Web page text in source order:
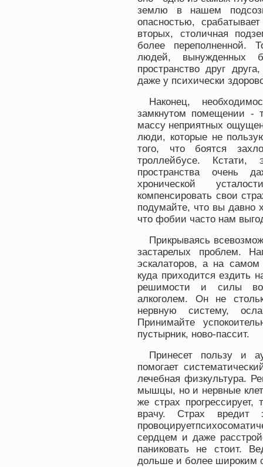
землю в нашем
опасностью,
вторых, столичная
более переполненной.
людей, вынужденных
пространство друг
даже у психически
Наконец,
замкнутом помещении -
массу неприятных
люди, которые не
того, что боятся
троллейбусе. Кстати,
пространства очень
хронической
компенсировать свои
подумайте, что вы давно
что фобии часто нам
Прикрываясь
застарелых проблем.
эскалаторов, а на
куда приходится ездить
решимости и силы
алкоголем. Он не
нервную систему,
Принимайте
пустырник, ново-пассит.
Принесет пользу и
помогает
лечебная физкультура.
мышцы, но и нервные
же страх
врачу. Страх вредит
сердцем и даже
паниковать не стоит.
дольше и более широким